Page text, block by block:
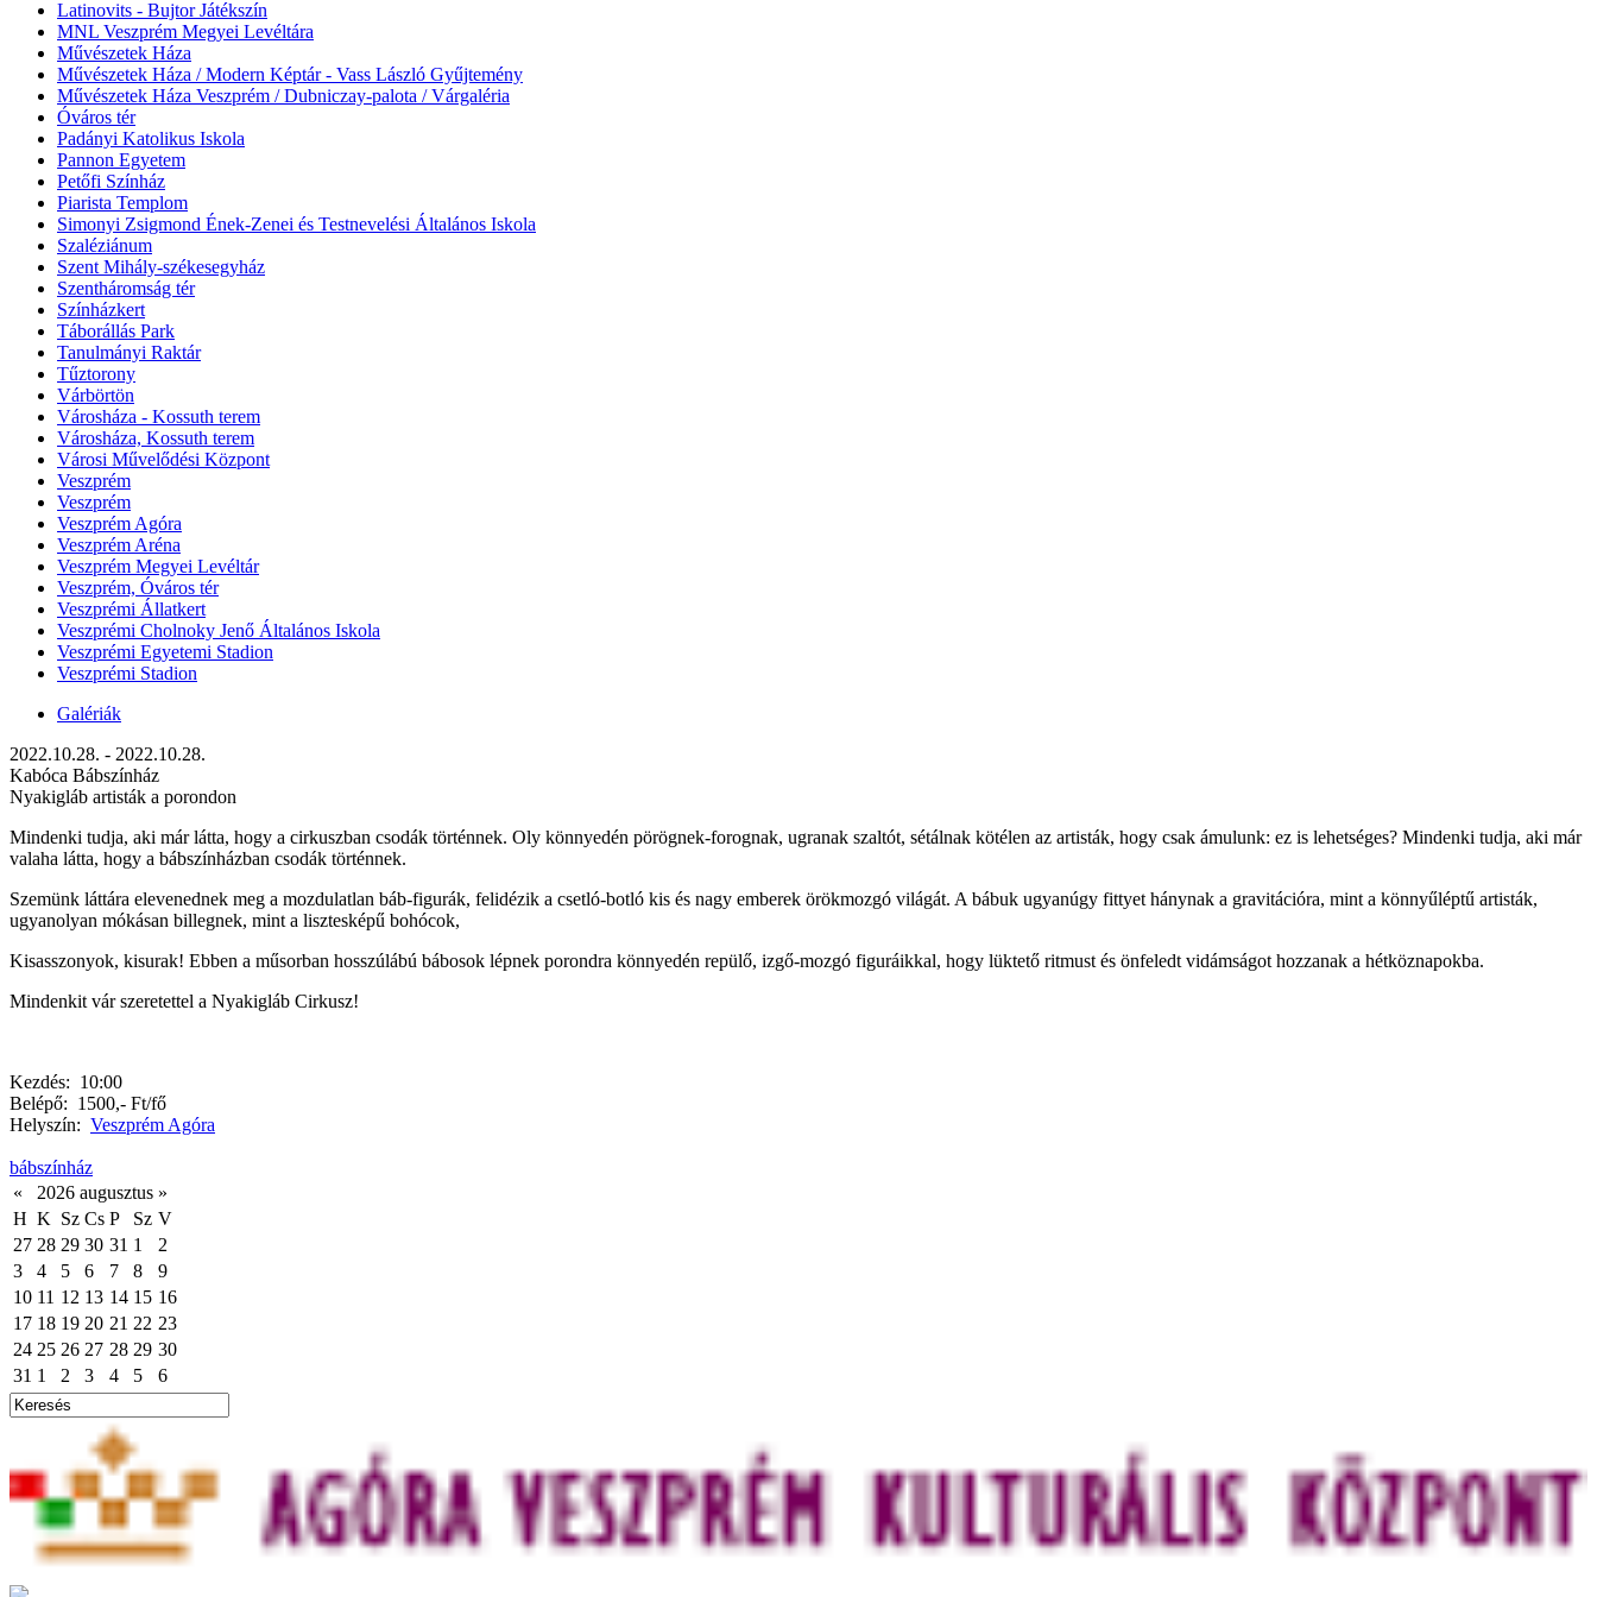
Latinovits - Bujtor Játékszín
MNL Veszprém Megyei Levéltára
Művészetek Háza
Művészetek Háza / Modern Képtár - Vass László Gyűjtemény
Művészetek Háza Veszprém / Dubniczay-palota / Várgaléria
Óváros tér
Padányi Katolikus Iskola
Pannon Egyetem
Petőfi Színház
Piarista Templom
Simonyi Zsigmond Ének-Zenei és Testnevelési Általános Iskola
Szaléziánum
Szent Mihály-székesegyház
Szentháromság tér
Színházkert
Táborállás Park
Tanulmányi Raktár
Tűztorony
Várbörtön
Városháza - Kossuth terem
Városháza, Kossuth terem
Városi Művelődési Központ
Veszprém
Veszprém
Veszprém Agóra
Veszprém Aréna
Veszprém Megyei Levéltár
Veszprém, Óváros tér
Veszprémi Állatkert
Veszprémi Cholnoky Jenő Általános Iskola
Veszprémi Egyetemi Stadion
Veszprémi Stadion
Galériák
2022.10.28. - 2022.10.28.
Kabóca Bábszínház
Nyakigláb artisták a porondon
Mindenki tudja, aki már látta, hogy a cirkuszban csodák történnek. Oly könnyedén pörögnek-forognak, ugranak szaltót, sétálnak kötélen az artisták, hogy csak ámulunk: ez is lehetséges? Mindenki tudja, aki már
valaha látta, hogy a bábszínházban csodák történnek.
Szemünk láttára elevenednek meg a mozdulatlan báb-figurák, felidézik a csetló-botló kis és nagy emberek örökmozgó világát. A bábuk ugyanúgy fittyet hánynak a gravitációra, mint a könnyűléptű artisták,
ugyanolyan mókásan billegnek, mint a lisztesképű bohócok,
Kisasszonyok, kisurak! Ebben a műsorban hosszúlábú bábosok lépnek porondra könnyedén repülő, izgő-mozgó figuráikkal, hogy lüktető ritmust és önfeledt vidámságot hozzanak a hétköznapokba.
Mindenkit vár szeretettel a Nyakigláb Cirkusz!
Kezdés: 10:00
Belépő: 1500,- Ft/fő
Helyszín: Veszprém Agóra
bábszínház
«
2026 augusztus »
H K Sz Cs P Sz V
27 28 29 30 31 1
2
3
4 5 6 7 8
9
10 11 12 13 14 15 16
17 18 19 20 21 22 23
24 25 26 27 28 29 30
31 1 2 3 4 5 6